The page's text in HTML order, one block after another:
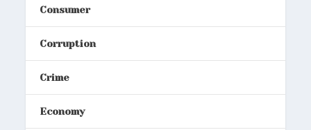
Consumer
Corruption
Crime
Economy